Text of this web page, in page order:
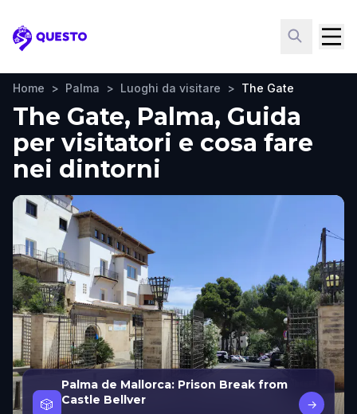
Questo
Home > Palma > Luoghi da visitare > The Gate
The Gate, Palma, Guida
per visitatori e cosa fare
nei dintorni
🎲
Palma de Mallorca: Prison Break from
Castle Bellver
→